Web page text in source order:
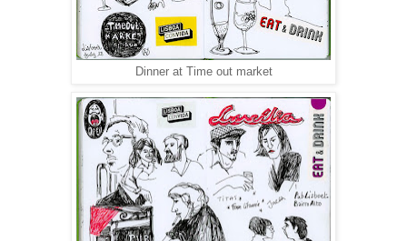
Dinner at Time out market